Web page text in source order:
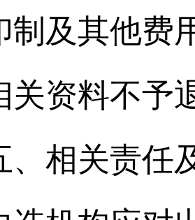
制及其他费
关资料不予
、相关责任